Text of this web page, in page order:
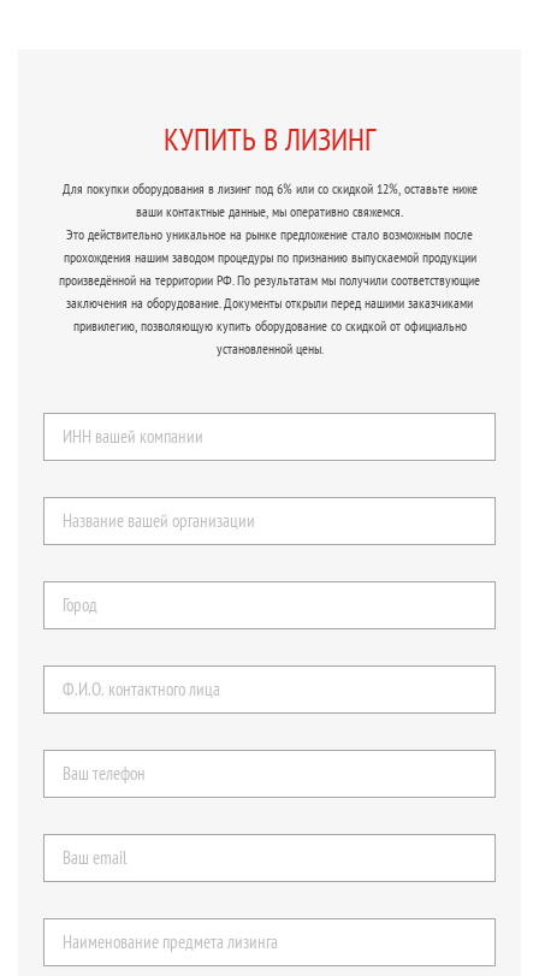
КУПИТЬ В ЛИЗИНГ
Для покупки оборудования в лизинг под 6% или со скидкой 12%, оставьте ниже
ваши контактные данные, мы оперативно свяжемся.
Это действительно уникальное на рынке предложение стало возможным после
прохождения нашим заводом процедуры по признанию выпускаемой продукции
произведённой на территории РФ. По результатам мы получили соответствующие
заключения на оборудование. Документы открыли перед нашими заказчиками
привилегию, позволяющую купить оборудование со скидкой от официально
установленной цены.